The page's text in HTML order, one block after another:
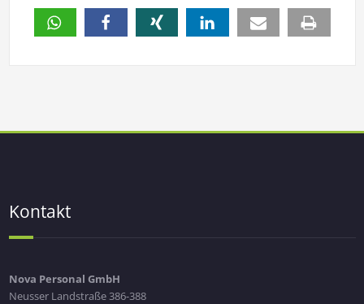
Kontakt
Nova Personal GmbH
Neusser Landstraße 386-388